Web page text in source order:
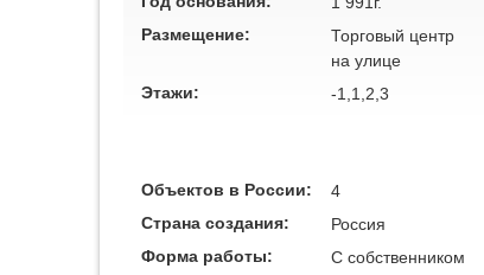
Размещение:
Торговый центр
на улице
Этажи:
-1,1,2,3
Объектов в России:
4
Страна создания:
Россия
Форма работы:
C собственником